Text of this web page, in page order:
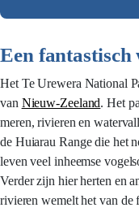
Een fantastisch
Het Te Urewera National
van Nieuw-Zeeland. Het
meren, rivieren en
de Huiarau Range die het
leven veel inheemse
Verder zijn hier herten en
rivieren wemelt het van de